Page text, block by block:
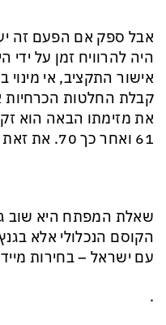
אבל ספק אם הפעם זה
היה להרוויח זמן על
אישור התקציב, אי מינוי
קבלת החלטות
את מזימתו הבאה הוא
61 ואחר כך 70. את זאת הוא מנסה לקמבן עכשיו.
שאלת המפתח היא שוב
הקוסם הנכלולי אלא
עם ישראל – בחירות
.